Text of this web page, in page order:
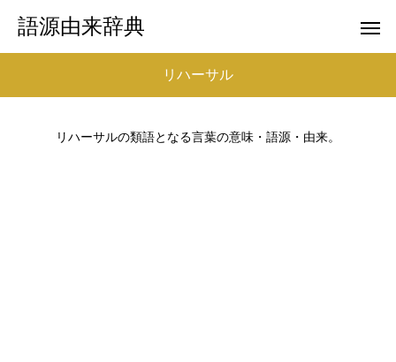
語源由来辞典
リハーサル
リハーサルの類語となる言葉の意味・語源・由来。